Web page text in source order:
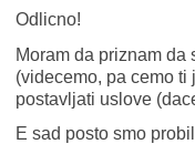
Odlicno!
Moram da priznam
(videcemo, pa cemo
postavljati uslove
E sad posto smo